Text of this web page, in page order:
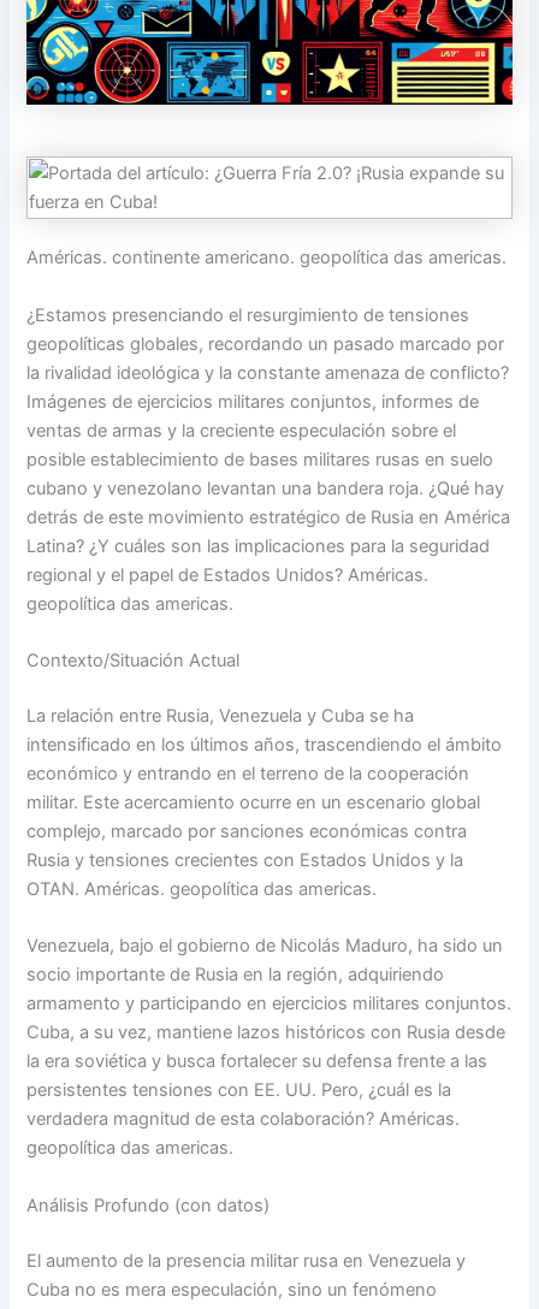
Américas. continente americano. geopolítica das americas.
¿Estamos presenciando el resurgimiento de tensiones
geopolíticas globales, recordando un pasado marcado por
la rivalidad ideológica y la constante amenaza de conflicto?
Imágenes de ejercicios militares conjuntos, informes de
ventas de armas y la creciente especulación sobre el
posible establecimiento de bases militares rusas en suelo
cubano y venezolano levantan una bandera roja. ¿Qué hay
detrás de este movimiento estratégico de Rusia en América
Latina? ¿Y cuáles son las implicaciones para la seguridad
regional y el papel de Estados Unidos? Américas.
geopolítica das americas.
Contexto/Situación Actual
La relación entre Rusia, Venezuela y Cuba se ha
intensificado en los últimos años, trascendiendo el ámbito
económico y entrando en el terreno de la cooperación
militar. Este acercamiento ocurre en un escenario global
complejo, marcado por sanciones económicas contra
Rusia y tensiones crecientes con Estados Unidos y la
OTAN. Américas. geopolítica das americas.
Venezuela, bajo el gobierno de Nicolás Maduro, ha sido un
socio importante de Rusia en la región, adquiriendo
armamento y participando en ejercicios militares conjuntos.
Cuba, a su vez, mantiene lazos históricos con Rusia desde
la era soviética y busca fortalecer su defensa frente a las
persistentes tensiones con EE. UU. Pero, ¿cuál es la
verdadera magnitud de esta colaboración? Américas.
geopolítica das americas.
Análisis Profundo (con datos)
El aumento de la presencia militar rusa en Venezuela y
Cuba no es mera especulación, sino un fenómeno